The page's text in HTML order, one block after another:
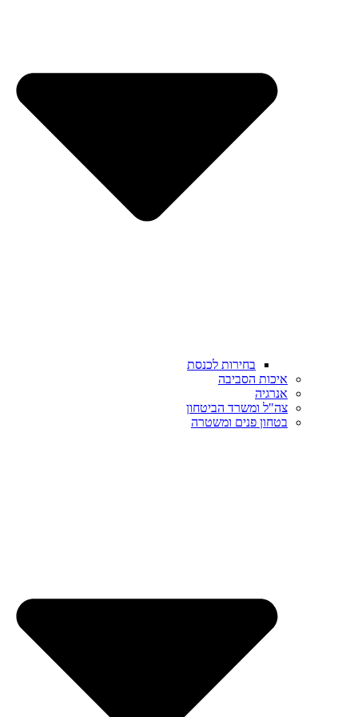
בחירות לכנסת
איכות הסביבה
אנרגיה
צה"ל ומשרד הביטחון
בטחון פנים ומשטרה